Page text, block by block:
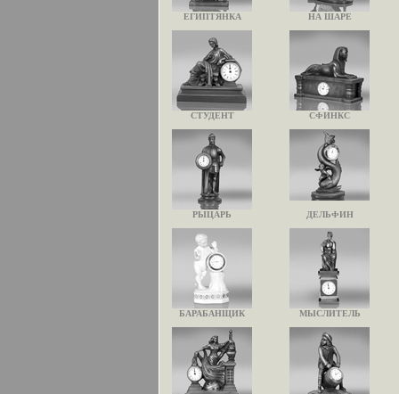
ЕГИПТЯНКА НА ШАРЕ
СТУДЕНТ СФИНКС
РЫЦАРЬ ДЕЛЬФИН
БАРАБАНЩИК МЫСЛИТЕЛЬ